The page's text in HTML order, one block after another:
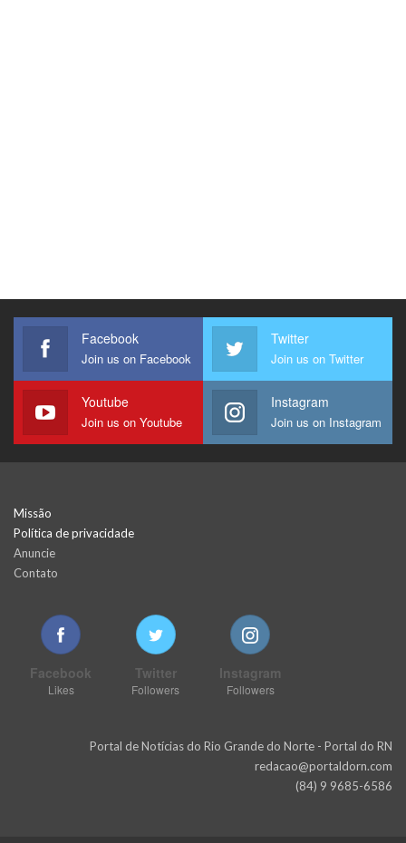
Facebook
Join us on Facebook
Twitter
Join us on Twitter
Youtube
Join us on Youtube
Instagram
Join us on Instagram
Missão
Política de privacidade
Anuncie
Contato
Facebook
Likes
Twitter
Followers
Instagram
Followers
Portal de Notícias do Rio Grande do Norte - Portal do RN
redacao@portaldorn.com
(84) 9 9685-6586